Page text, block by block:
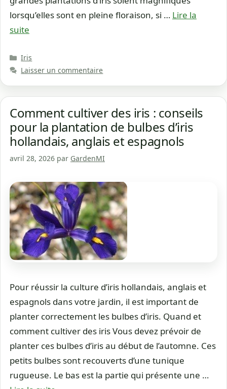
lorsqu’elles sont en pleine floraison, si … Lire la
suite
Catégories
Iris
Laisser un commentaire
Comment cultiver des iris : conseils
pour la plantation de bulbes d’iris
hollandais, anglais et espagnols
avril 28, 2026 par GardenMI
Pour réussir la culture d’iris hollandais, anglais et
espagnols dans votre jardin, il est important de
planter correctement les bulbes d’iris. Quand et
comment cultiver des iris Vous devez prévoir de
planter ces bulbes d’iris au début de l’automne. Ces
petits bulbes sont recouverts d’une tunique
rugueuse. Le bas est la partie qui présente une …